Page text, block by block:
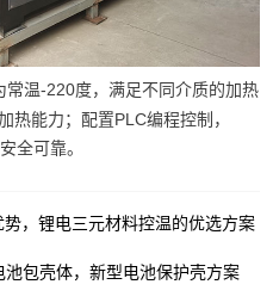
常温-220度，满足不同介质的加热
热能力；配置PLC编程控制，
全可靠。
，锂电三元材料控温的优选方案
池包壳体，新型电池保护壳方案